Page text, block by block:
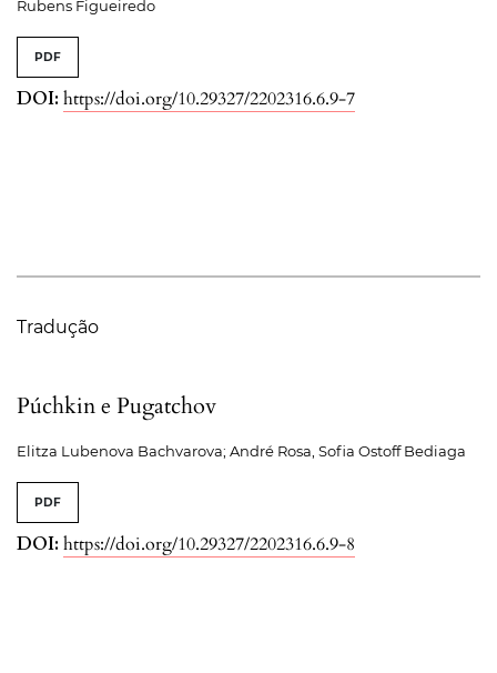
Rubens Figueiredo
PDF
DOI: https://doi.org/10.29327/2202316.6.9-7
Tradução
Púchkin e Pugatchov
Elitza Lubenova Bachvarova; André Rosa, Sofia Ostoff Bediaga
PDF
DOI: https://doi.org/10.29327/2202316.6.9-8